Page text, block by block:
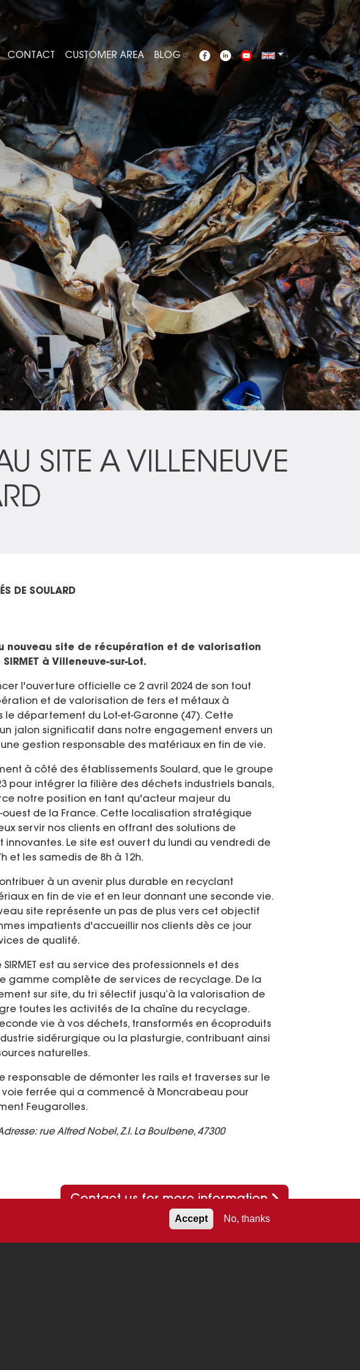
CONTACT CUSTOMER AREA BLOG
SITE A VILLENEUVE
DE SOULARD
nouveau site de récupération et de valorisation
à Villeneuve-sur-Lot.
l'ouverture officielle ce 2 avril 2024 de son tout
et de valorisation de fers et métaux à
le département du Lot-et-Garonne (47). Cette
jalon significatif dans notre engagement envers un
gestion responsable des matériaux en fin de vie.
à côté des établissements Soulard, que le groupe
pour intégrer la filière des déchets industriels banals,
notre position en tant qu'acteur majeur du
de la France. Cette localisation stratégique
servir nos clients en offrant des solutions de
Le site est ouvert du lundi au vendredi de
et les samedis de 8h à 12h.
à un avenir plus durable en recyclant
en fin de vie et en leur donnant une seconde vie.
site représente un pas de plus vers cet objectif
impatients d'accueillir nos clients dès ce jour
de qualité.
SIRMET est au service des professionnels et des
gamme complète de services de recyclage. De la
sur site, du tri sélectif jusqu’à la valorisation de
toutes les activités de la chaîne du recyclage.
vie à vos déchets, transformés en écoproduits
sidérurgique ou la plasturgie, contribuant ainsi
naturelles.
responsable de démonter les rails et traverses sur le
ferrée qui a commencé à Moncrabeau pour
Feugarolles.
rue Alfred Nobel, Z.I. La Boulbene, 47300
Contact us for more information
Accept No, thanks